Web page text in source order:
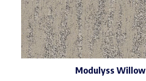
Modulyss Willow